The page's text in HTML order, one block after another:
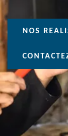
NOS